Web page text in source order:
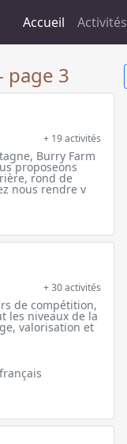
Accueil Activités
page 3
+ 19 activités
Burry Farm
proposeons
rond de
nous rendre v
+ 30 activités
de compétition,
les niveaux de la
valorisation et